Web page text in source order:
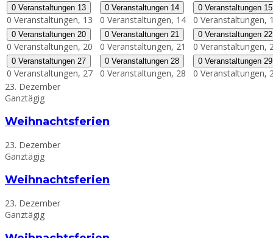
0 Veranstaltungen 13
0 Veranstaltungen, 13
0 Veranstaltungen 14
0 Veranstaltungen, 14
0 Veranstaltungen 15
0 Veranstaltungen,
0 Veranstaltungen 20
0 Veranstaltungen, 20
0 Veranstaltungen 21
0 Veranstaltungen, 21
0 Veranstaltungen 22
0 Veranstaltungen,
0 Veranstaltungen 27
0 Veranstaltungen, 27
0 Veranstaltungen 28
0 Veranstaltungen, 28
0 Veranstaltungen 29
0 Veranstaltungen,
23. Dezember
Ganztägig
Weihnachtsferien
23. Dezember
Ganztägig
Weihnachtsferien
23. Dezember
Ganztägig